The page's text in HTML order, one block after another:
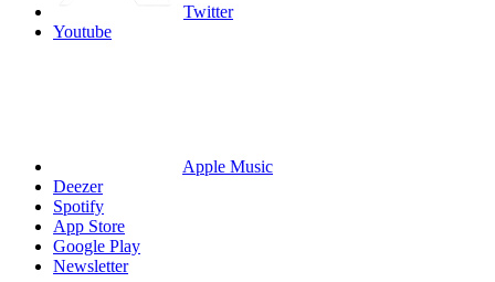
Twitter
Youtube
Apple Music
Deezer
Spotify
App Store
Google Play
Newsletter